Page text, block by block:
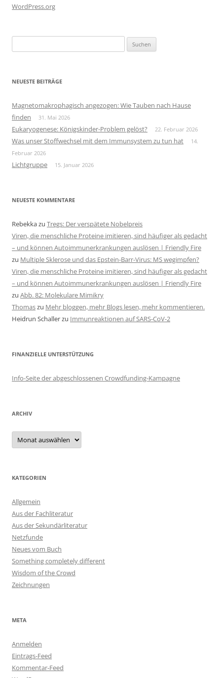
WordPress.org
nach:
NEUESTE BEITRÄGE
Magnetomakrophagisch angezogen: Wie Tauben nach Hause
finden
31. Mai 2026
Eukaryogenese: Königskinder-Problem gelöst? 22. Februar 2026
Was unser Stoffwechsel mit dem Immunsystem zu tun hat
14.
Februar 2026
Lichtgruppe 15. Januar 2026
NEUESTE KOMMENTARE
Rebekkazu Tregs: Der verspätete Nobelpreis
Viren, die menschliche Proteine imitieren, sind häufiger als gedacht
– und können Autoimmunerkrankungen auslösen | Friendly Fire
zu Multiple Sklerose und das Epstein-Barr-Virus: MS wegimpfen?
Viren, die menschliche Proteine imitieren, sind häufiger als gedacht
– und können Autoimmunerkrankungen auslösen | Friendly Fire
zu Abb. 82: Molekulare Mimikry
Thomaszu Mehr bloggen, mehr Blogs lesen, mehr kommentieren.
Heidrun Schallerzu Immunreaktionen auf SARS-CoV-2
FINANZIELLE UNTERSTÜTZUNG
Info-Seite der abgeschlossenen Crowdfunding-Kampagne
ARCHIV
Archiv
KATEGORIEN
Allgemein
Aus der Fachliteratur
Aus der Sekundärliteratur
Netzfunde
Neues vom Buch
Something completely different
Wisdom of the Crowd
Zeichnungen
META
Anmelden
Eintrags-Feed
Kommentar-Feed